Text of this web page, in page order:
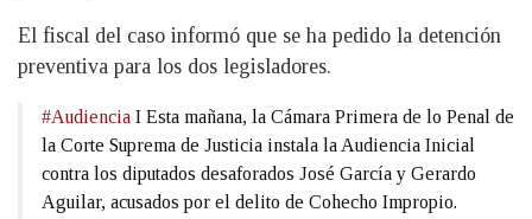
El fiscal del caso informó que se ha pedido la detención
preventiva para los dos legisladores.
#Audiencia I Esta mañana, la Cámara Primera de lo Penal de
la Corte Suprema de Justicia instala la Audiencia Inicial
contra los diputados desaforados José García y Gerardo
Aguilar, acusados por el delito de Cohecho Impropio.